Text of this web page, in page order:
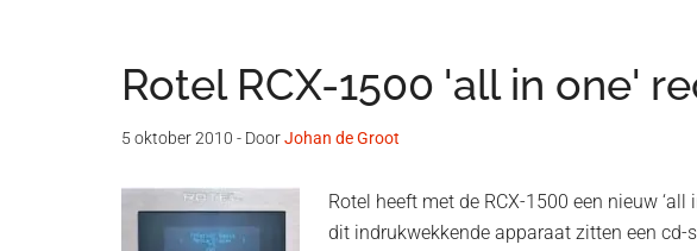
Rotel RCX-1500 'all in one'
5 oktober 2010 - DoorJohan de Groot
Rotel heeft met de RCX-1500 een nieuw
dit indrukwekkende apparaat zitten een cd-